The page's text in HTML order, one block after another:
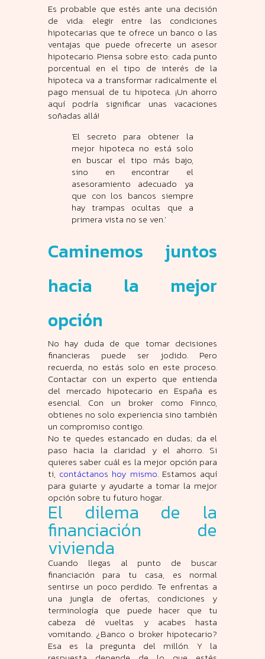
Es probable que estés ante una decisión
de vida: elegir entre las condiciones
hipotecarias que te ofrece un banco o las
ventajas que puede ofrecerte un asesor
hipotecario. Piensa sobre esto: cada punto
porcentual en el tipo de interés de la
hipoteca va a transformar radicalmente el
pago mensual de tu hipoteca. ¡Un ahorro
aquí podría significar unas vacaciones
soñadas allá!
'El secreto para obtener la
mejor hipoteca no está solo
en buscar el tipo más bajo,
sino en encontrar el
asesoramiento adecuado ya
que con los bancos siempre
hay trampas ocultas que a
primera vista no se ven.'
Caminemos juntos
hacia la mejor
opción
No hay duda de que tomar decisiones
financieras puede ser jodido. Pero
recuerda, no estás solo en este proceso.
Contactar con un experto que entienda
del mercado hipotecario en España es
esencial. Con un broker como Finnco,
obtienes no solo experiencia sino también
un compromiso contigo.
No te quedes estancado en dudas; da el
paso hacia la claridad y el ahorro. Si
quieres saber cuál es la mejor opción para
ti, contáctanos hoy mismo. Estamos aquí
para guiarte y ayudarte a tomar la mejor
opción sobre tu futuro hogar.
El dilema de la
financiación de
vivienda
Cuando llegas al punto de buscar
financiación para tu casa, es normal
sentirse un poco perdido. Te enfrentas a
una jungla de ofertas, condiciones y
terminología que puede hacer que tu
cabeza dé vueltas y acabes hasta
vomitando. ¿Banco o broker hipotecario?
Esa es la pregunta del millón. Y la